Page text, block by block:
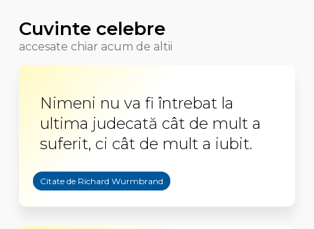
Cuvinte celebre
accesate chiar acum de altii
Nimeni nu va fi întrebat la
ultima judecată cât de mult a
suferit, ci cât de mult a iubit.
Citate de Richard Wurmbrand